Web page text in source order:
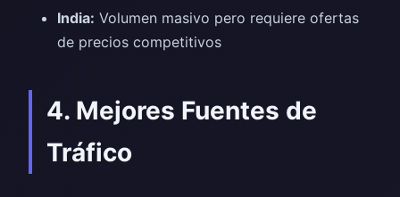
India: Volumen masivo pero requiere ofertas
de precios competitivos
4. Mejores Fuentes de
Tráfico